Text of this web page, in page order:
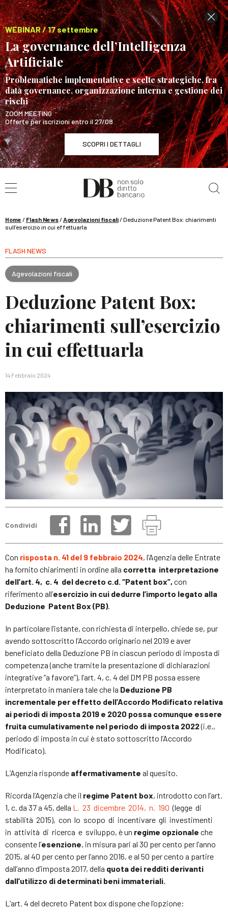
WEBINAR / 17 settembre
La governance dell’Intelligenza
Artificiale
Problematiche implementative e scelte strategiche, fra
data governance, organizzazione interna e gestione dei
rischi
ZOOM MEETING
Offerte per iscrizioni entro il 27/08
SCOPRI I DETTAGLI
WEBINAR / 17 settembre
La governance dell’Intelligenza Artificiale
Home / Flash News/Agevolazioni fiscali/Deduzione Patent Box: chiarimenti
sull’esercizio in cui effettuarla
FLASH NEWS
Agevolazioni fiscali
Deduzione Patent Box:
chiarimenti sull’esercizio
in cui effettuarla
14 Febbraio 2024
Condividi
Con risposta n. 41 del 9 febbraio 2024, l’Agenzia delle Entrate
ha fornito chiarimenti in ordine alla corretta interpretazione
dell’art. 4, c. 4 del decreto c.d. “Patent box”, con
riferimento all’esercizio in cui dedurre l’importo legato alla
Deduzione Patent Box (PB).
In particolare l’istante, con richiesta di interpello, chiede se, pur
avendo sottoscritto l’Accordo originario nel 2019 e aver
beneficiato della Deduzione PB in ciascun periodo di imposta di
competenza (anche tramite la presentazione di dichiarazioni
integrative ”a favore”), l’art. 4, c. 4 del DM PB possa essere
interpretato in maniera tale che la Deduzione PB
incrementale per effetto dell’Accordo Modificato relativa
ai periodi di imposta 2019 e 2020 possa comunque essere
fruita cumulativamente nel periodo di imposta 2022(i.e.,
periodo di imposta in cui è stato sottoscritto l’Accordo
Modificato).
L’Agenzia risponde affermativamente al quesito.
Ricorda l’Agenzia che il regime Patent box, introdotto con l’art.
1, c. da 37 a 45, della L. 23 dicembre 2014, n. 190 (legge di
stabilità 2015), con lo scopo di incentivare gli investimenti
in attività di ricerca e sviluppo, è un regime opzionale che
consente l’esenzione, in misura pari al 30 per cento per l’anno
2015, al 40 per cento per l’anno 2016, e al 50 per cento a partire
dall’anno d’imposta 2017, della quota dei redditi derivanti
dall’utilizzo di determinati beni immateriali.
L’art. 4 del decreto Patent box dispone che l’opzione: